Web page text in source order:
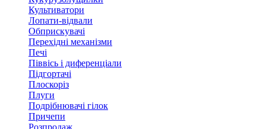
Культиватори
Лопати-відвали
Обприскувачі
Перехідні механізми
Печі
Піввісь і диференціали
Підгортачі
Плоскоріз
Плуги
Подрібнювачі гілок
Причепи
Розпродаж